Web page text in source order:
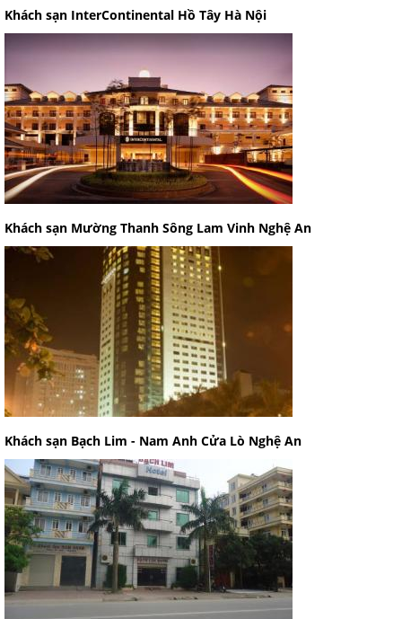
Khách sạn InterContinental Hồ Tây Hà Nội
Khách sạn Mường Thanh Sông Lam Vinh Nghệ An
Khách sạn Bạch Lim - Nam Anh Cửa Lò Nghệ An